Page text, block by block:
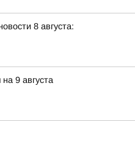
8 августа:
9 августа